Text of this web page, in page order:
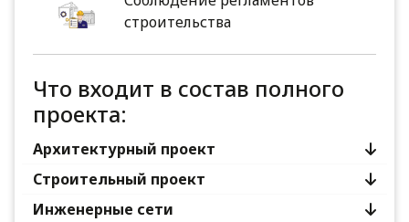
строительства
Что входит в состав полного
проекта:
Архитектурный проект
Строительный проект
Инженерные сети